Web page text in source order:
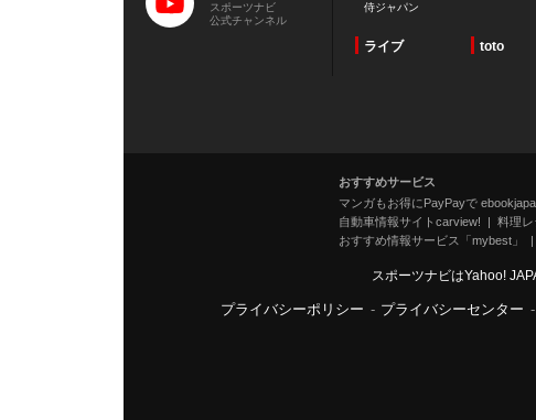
スポーツナビ
公式チャンネル
侍ジャパン
ライブ toto
おすすめサービス
マンガもお得にPayPayで
自動車情報サイトcarview!
料理
おすすめ情報サービス「mybest」
スポーツナビはYahoo!
プライバシーポリシー - プライバシーセンター -